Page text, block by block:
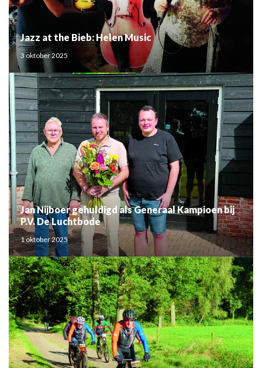
Jazz at the Bieb: Helen Music
3 oktober 2025
Jan Nijboer gehuldigd als Generaal Kampioen bij
P.V. De Luchtbode
1 oktober 2025